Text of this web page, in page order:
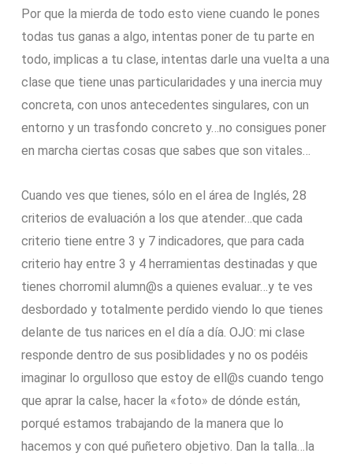
Por que la mierda de todo esto viene cuando le pones
todas tus ganas a algo, intentas poner de tu parte en
todo, implicas a tu clase, intentas darle una vuelta a una
clase que tiene unas particularidades y una inercia muy
concreta, con unos antecedentes singulares, con un
entorno y un trasfondo concreto y…no consigues poner
en marcha ciertas cosas que sabes que son vitales…
Cuando ves que tienes, sólo en el área de Inglés, 28
criterios de evaluación a los que atender…que cada
criterio tiene entre 3 y 7 indicadores, que para cada
criterio hay entre 3 y 4 herramientas destinadas y que
tienes chorromil alumn@s a quienes evaluar…y te ves
desbordado y totalmente perdido viendo lo que tienes
delante de tus narices en el día a día. OJO: mi clase
responde dentro de sus posiblidades y no os podéis
imaginar lo orgulloso que estoy de ell@s cuando tengo
que aprar la calse, hacer la «foto» de dónde están,
porqué estamos trabajando de la manera que lo
hacemos y con qué puñetero objetivo. Dan la talla…la